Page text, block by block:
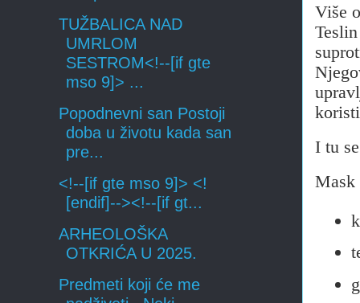
Više
I tu
Mask
TUŽBALICA NAD
UMRLOM
SESTROM<!--[if gte
mso 9]> ...
Popodnevni san Postoji
doba u životu kada san
pre...
<!--[if gte mso 9]> <!
[endif]--><!--[if gt...
ARHEOLOŠKA
OTKRIĆA U 2025.
Predmeti koji će me